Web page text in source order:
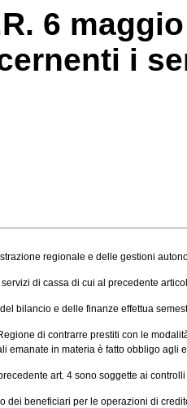
6
i
regionale e delle gestioni
di cassa di cui al precedente
bilancio e delle finanze effettua
di contrarre prestiti con le
in materia è fatto obbligo agli
art. 4 sono soggette ai
beneficiari per le operazioni di